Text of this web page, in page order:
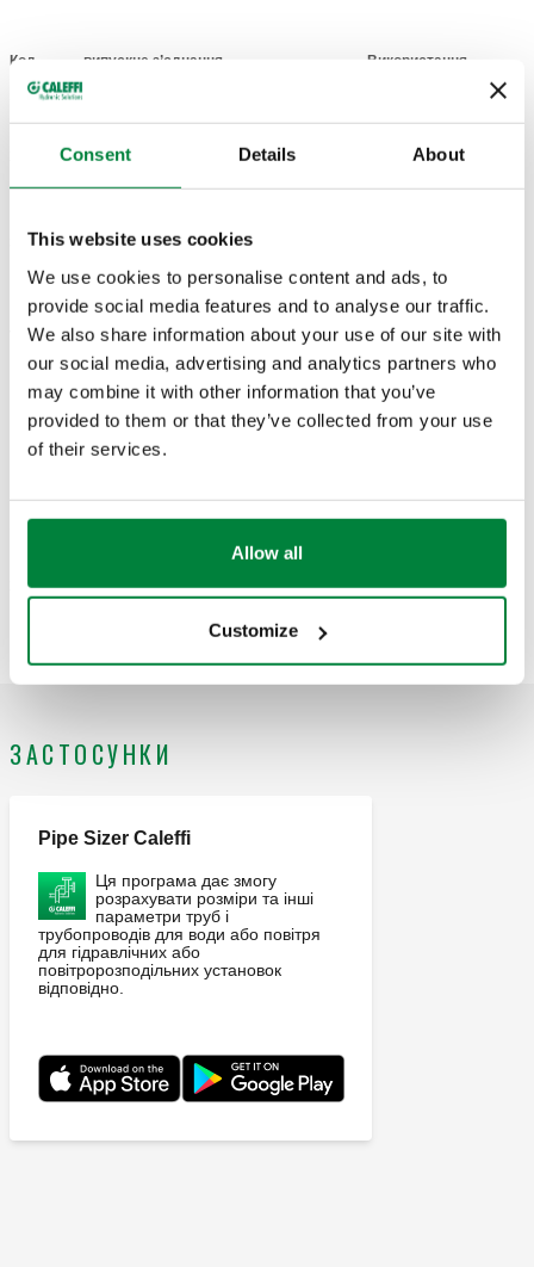
Consent Details About
This website uses cookies
We use cookies to personalise content and ads, to
provide social media features and to analyse our traffic.
We also share information about your use of our site with
our social media, advertising and analytics partners who
may combine it with other information that you’ve
provided to them or that they’ve collected from your use
of their services.
Allow all
Customize
Код випускне з’єднання Використання
359240
4 виходи, з’єднання для
359410
3D-моделі
Текст пропозиції Показати Копіювати
CALEFFI, 359240. колектор з окремими запірними
клапанами (ручки синього кольору). випускне з’єднання: 4
виходи, з’єднання для затискача.
Код SCIP
b160980c-5aee-41be-8002-
359250
затискача
359510
ЗАСТОСУНКИ
Pipe Sizer Caleffi
Ця програма дає змогу
розрахувати розміри та інші
параметри труб і
трубопроводів для води або повітря
для гідравлічних або
повітророзподільних установок
відповідно.